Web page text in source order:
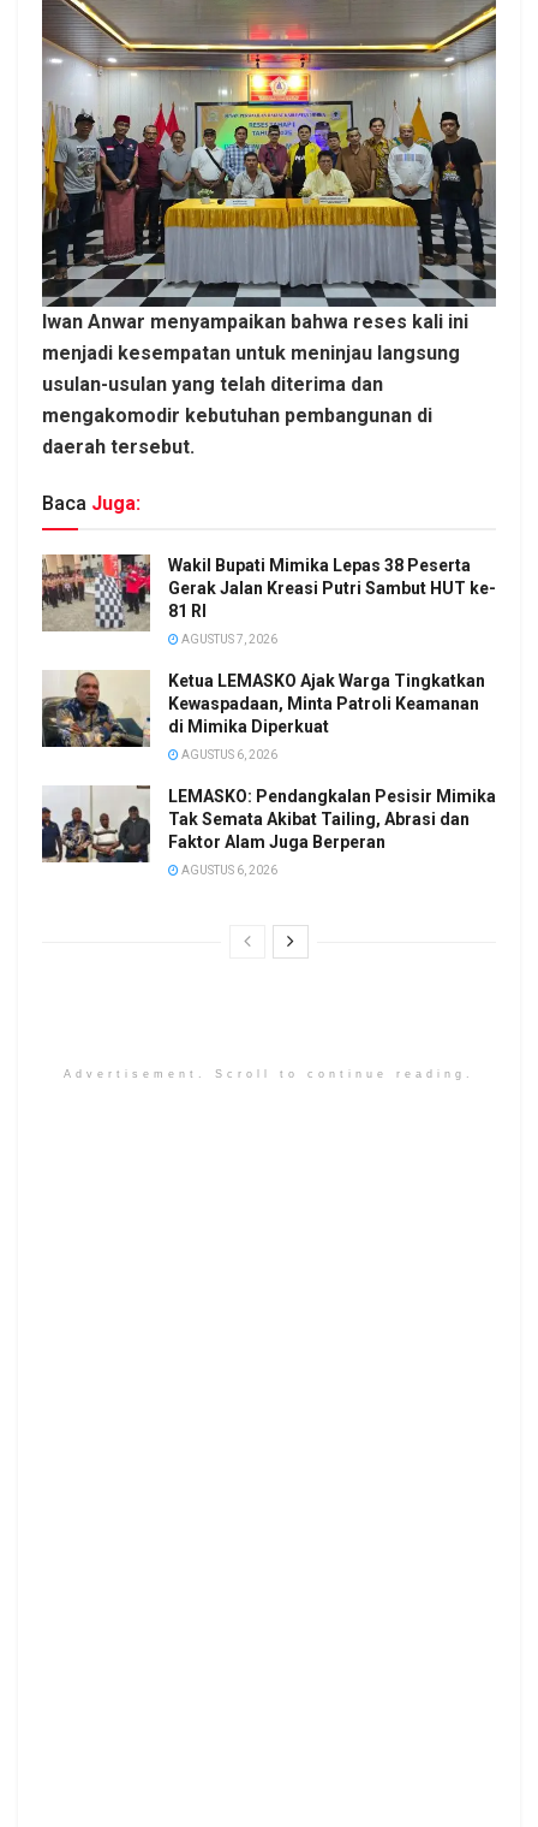
Iwan Anwar menyampaikan bahwa reses kali ini
menjadi kesempatan untuk meninjau langsung
usulan-usulan yang telah diterima dan
mengakomodir kebutuhan pembangunan di
daerah tersebut.
Baca Juga:
Wakil Bupati Mimika Lepas 38 Peserta
Gerak Jalan Kreasi Putri Sambut HUT ke-
81 RI
AGUSTUS 7, 2026
Ketua LEMASKO Ajak Warga Tingkatkan
Kewaspadaan, Minta Patroli Keamanan
di Mimika Diperkuat
AGUSTUS 6, 2026
LEMASKO: Pendangkalan Pesisir Mimika
Tak Semata Akibat Tailing, Abrasi dan
Faktor Alam Juga Berperan
AGUSTUS 6, 2026
Advertisement. Scroll to continue reading.